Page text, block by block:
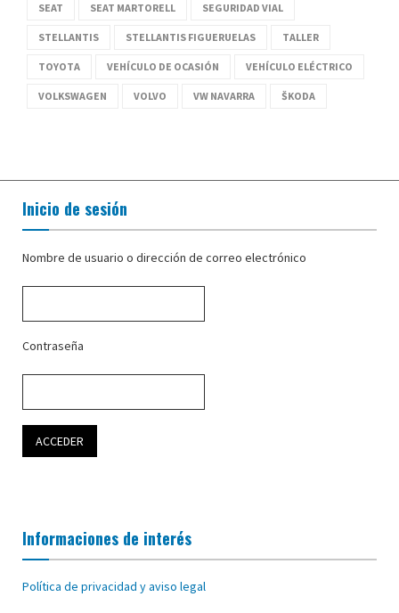
SEAT SEAT MARTORELL SEGURIDAD VIAL
STELLANTIS STELLANTIS FIGUERUELAS TALLER
TOYOTA VEHÍCULO DE OCASIÓN VEHÍCULO ELÉCTRICO
VOLKSWAGEN VOLVO VW NAVARRA ŠKODA
Inicio de sesión
Nombre de usuario o dirección de correo electrónico
Contraseña
Informaciones de interés
Política de privacidad y aviso legal